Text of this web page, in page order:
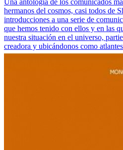
Una antología de los comunicados
hermanos del cosmos, casi todos de
introducciones a una serie de
que hemos tenido con ellos y en las
nuestra situación en el universo,
creadora y ubicándonos como